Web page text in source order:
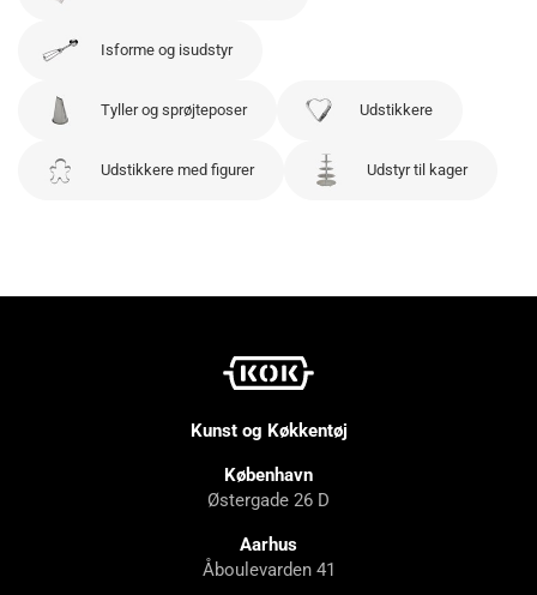
Isforme og isudstyr
Tyller og sprøjteposer Udstikkere
Udstikkere med figurer Udstyr til kager
Kunst og Køkkentøj
København
Østergade 26 D
Aarhus
Åboulevarden 41